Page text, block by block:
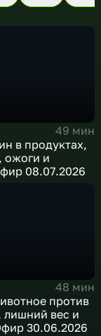
49 мин
в продуктах,
ожоги и
08.07.2026
48 мин
против
лишний вес и
30.06.2026